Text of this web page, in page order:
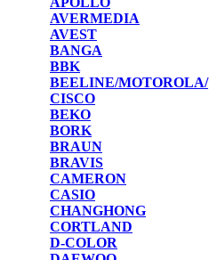
AVERMEDIA
AVEST
BANGA
BBK
BEELINE/MOTOROLA/
CISCO
BEKO
BORK
BRAUN
BRAVIS
CAMERON
CASIO
CHANGHONG
CORTLAND
D-COLOR